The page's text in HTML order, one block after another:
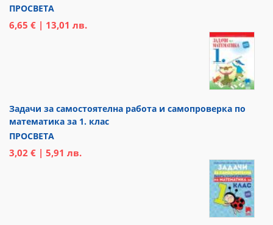
ПРОСВЕТА
6,65 € | 13,01 лв.
Задачи за самостоятелна работа и самопроверка по
математика за 1. клас
ПРОСВЕТА
3,02 € | 5,91 лв.